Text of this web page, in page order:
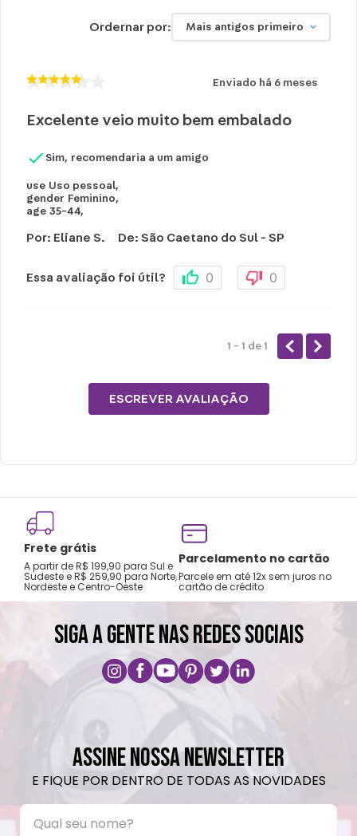
Ordernar por: Mais antigos primeiro
Enviado há 6 meses
Excelente veio muito bem embalado
Sim, recomendaria a um amigo
use Uso pessoal,
gender Feminino,
age 35-44,
Por: Eliane S. De: São Caetano do Sul - SP
Essa avaliação foi útil? 0 0
1 - 1 de 1
ESCREVER AVALIAÇÃO
Frete grátis
A partir de R$ 199,90 para Sul e
Sudeste e R$ 259,90 para Norte,
Nordeste e Centro-Oeste
Parcelamento no cartão
Parcele em até 12x sem juros no
cartão de crédito
SIGA A GENTE NAS REDES SOCIAIS
ASSINE NOSSA NEWSLETTER
E FIQUE POR DENTRO DE TODAS AS NOVIDADES